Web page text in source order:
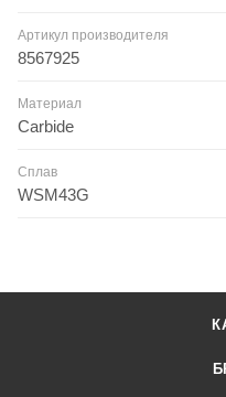
Артикул производителя
8567925
Материал
Carbide
Сплав
WSM43G